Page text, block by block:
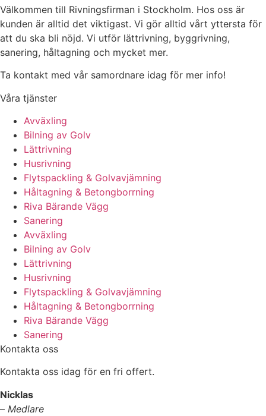
Välkommen till Rivningsfirman i Stockholm. Hos oss är
kunden är alltid det viktigast. Vi gör alltid vårt yttersta för
att du ska bli nöjd. Vi utför lättrivning, byggrivning,
sanering, håltagning och mycket mer.
Ta kontakt med vår samordnare idag för mer info!
Våra tjänster
Avväxling
Bilning av Golv
Lättrivning
Husrivning
Flytspackling & Golvavjämning
Håltagning & Betongborrning
Riva Bärande Vägg
Sanering
Avväxling
Bilning av Golv
Lättrivning
Husrivning
Flytspackling & Golvavjämning
Håltagning & Betongborrning
Riva Bärande Vägg
Sanering
Kontakta oss
Kontakta oss idag för en fri offert.
Nicklas
– Medlare